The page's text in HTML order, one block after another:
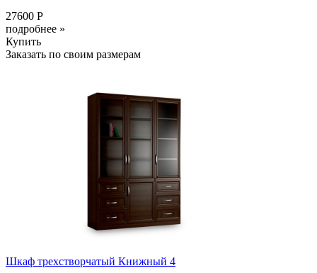
27600 Р
подробнее »
Купить
Заказать по своим размерам
Шкаф трехстворчатый Книжный 4